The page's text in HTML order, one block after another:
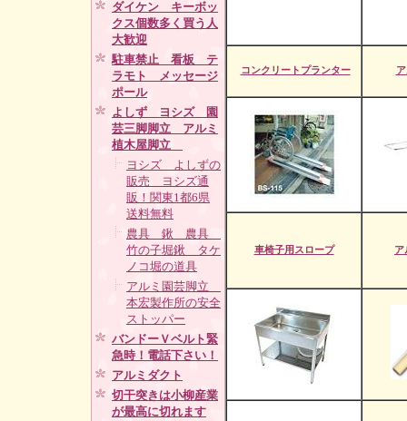
ダイケン キーボッ
クス個数多く買う人
大歓迎
駐車禁止 看板 テ
ラモト メッセージ
ポール
よしず ヨシズ 園
芸三脚脚立 アルミ
植木屋脚立
ヨシズ よしずの
販売 ヨシズ通
販！関東1都6県
送料無料
農具 鍬 農具
竹の子堀鍬 タケ
ノコ堀の道具
アルミ園芸脚立
本宏製作所の安全
ストッパー
バンドーＶベルト緊
急時！電話下さい！
アルミダクト
切干突きは小柳産業
が最高に切れます
コンクリートプランター
車椅子用スロープ ア